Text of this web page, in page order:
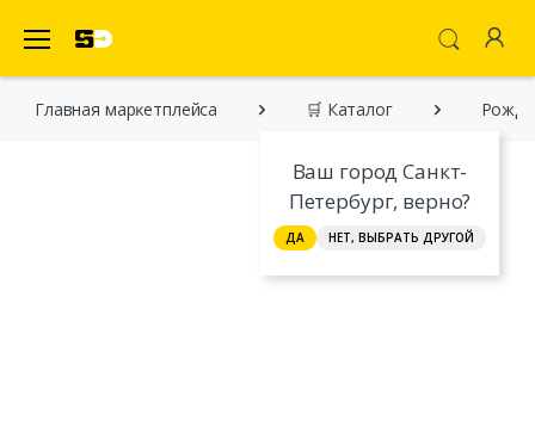
Ваш город Санкт-
Петербург, верно?
ДА НЕТ, ВЫБРАТЬ ДРУГОЙ
Главная марĸетплейса 🛒 Каталог